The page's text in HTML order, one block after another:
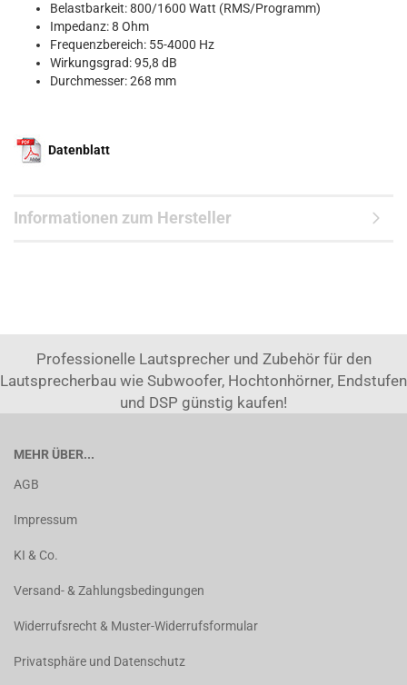
Belastbarkeit: 800/1600 Watt (RMS/Programm)
Impedanz: 8 Ohm
Frequenzbereich: 55-4000 Hz
Wirkungsgrad: 95,8 dB
Durchmesser: 268 mm
Datenblatt
Informationen zum Hersteller
Professionelle Lautsprecher und Zubehör für den
Lautsprecherbau wie Subwoofer, Hochtonhörner, Endstufen
und DSP günstig kaufen!
MEHR ÜBER...
AGB
Impressum
KI & Co.
Versand- & Zahlungsbedingungen
Widerrufsrecht & Muster-Widerrufsformular
Privatsphäre und Datenschutz